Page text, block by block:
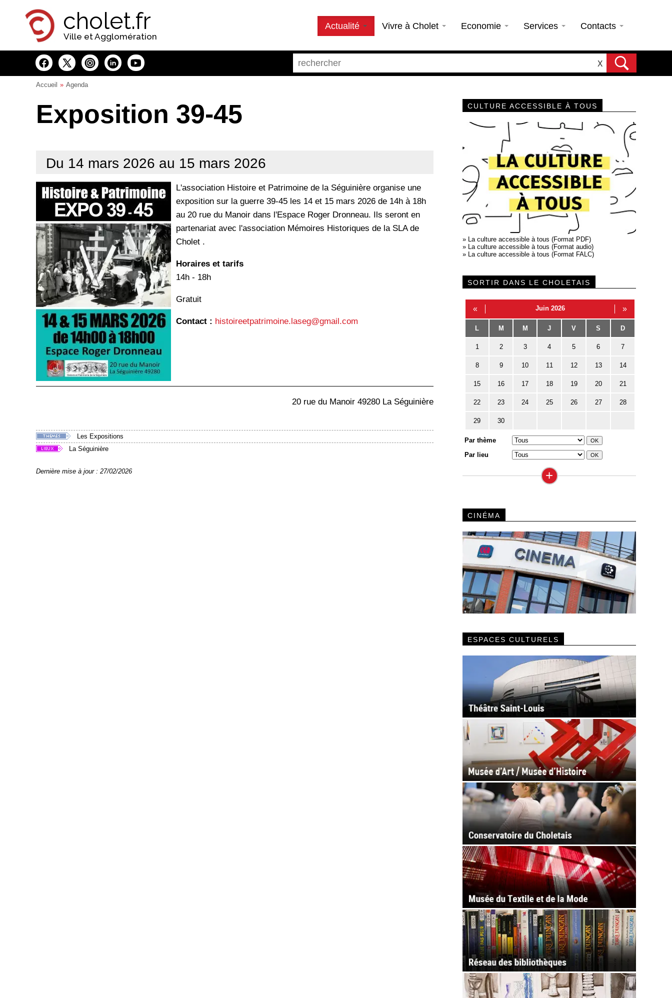
cholet.fr
Ville et Agglomération
Actualité Vivre à Cholet Economie Services Contacts
X
Accueil Agenda
Exposition 39-45
Du 14 mars 2026 au 15 mars 2026
L'association Histoire et Patrimoine de la Séguinière organise une
exposition sur la guerre 39-45 les 14 et 15 mars 2026 de 14h à 18h
au 20 rue du Manoir dans l'Espace Roger Dronneau. Ils seront en
partenariat avec l'association Mémoires Historiques de la SLA de
Cholet .
Horaires et tarifs
14h - 18h
Gratuit
Contact : histoireetpatrimoine.laseg@gmail.com
20 rue du Manoir 49280 La Séguinière
Les Expositions
La Séguinière
Dernière mise à jour : 27/02/2026
CULTURE ACCESSIBLE À TOUS
» La culture accessible à tous (Format PDF)
» La culture accessible à tous (Format audio)
» La culture accessible à tous (Format FALC)
SORTIR DANS LE CHOLETAIS
« Juin 2026 »
L M M J V S D
1 2 3 4 5 6 7
8 9 10 11 12 13 14
15 16 17 18 19 20 21
22 23 24 25 26 27 28
29 30
Par thème
Par lieu
+
CINÉMA
ESPACES CULTURELS